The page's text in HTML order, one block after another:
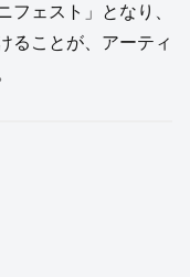
フェスト」となり、
ることが、アーティ